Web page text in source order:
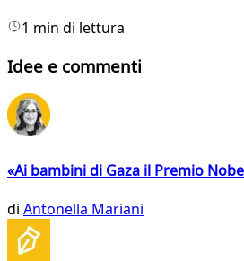
1 min di lettura
Idee e commenti
«Ai bambini di Gaza il Premio
di Antonella Mariani